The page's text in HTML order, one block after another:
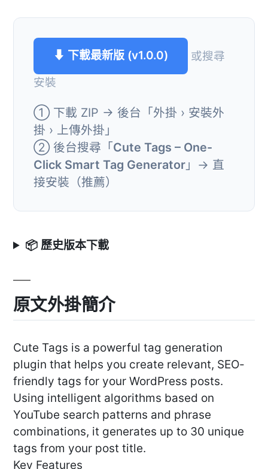
⬇ 下載最新版 (v1.0.0)
或搜尋
安裝
① 下載 ZIP → 後台「外掛 › 安裝外
掛 › 上傳外掛」
② 後台搜尋「Cute Tags – One-
Click Smart Tag Generator 」→ 直
接安裝（推薦）
📦 歷史版本下載
原文外掛簡介
Cute Tags is a powerful tag generation
plugin that helps you create relevant, SEO-
friendly tags for your WordPress posts.
Using intelligent algorithms based on
YouTube search patterns and phrase
combinations, it generates up to 30 unique
tags from your post title.
Key Features